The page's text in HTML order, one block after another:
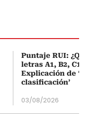
Puntaje RUI:
letras A1, B2, C1
Explicación de
clasificación’
03/08/2026